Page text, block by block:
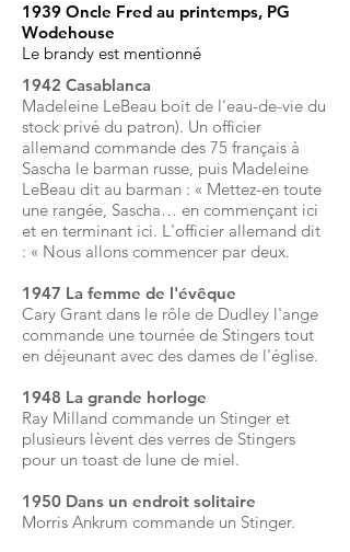
1939 Oncle Fred au printemps, PG
Wodehouse
Le brandy est mentionné
1942 Casablanca
Madeleine LeBeau boit de l'eau-de-vie du
stock privé du patron). Un officier
allemand commande des 75 français à
Sascha le barman russe, puis Madeleine
LeBeau dit au barman : « Mettez-en toute
une rangée, Sascha… en commençant ici
et en terminant ici. L'officier allemand dit
: « Nous allons commencer par deux.
1947 La femme de l'évêque
Cary Grant dans le rôle de Dudley l'ange
commande une tournée de Stingers tout
en déjeunant avec des dames de l'église.
1948 La grande horloge
Ray Milland commande un Stinger et
plusieurs lèvent des verres de Stingers
pour un toast de lune de miel.
1950 Dans un endroit solitaire
Morris Ankrum commande un Stinger.